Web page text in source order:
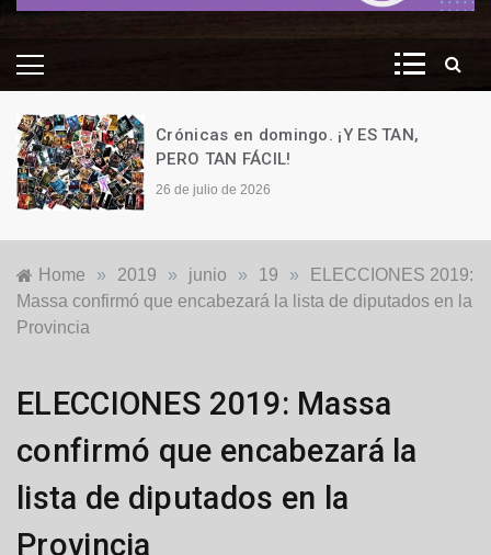
Crónicas en domingo. ¡Y ES TAN,
PERO TAN FÁCIL!
26 de julio de 2026
Home » 2019 » junio » 19 »
ELECCIONES 2019:
Massa confirmó que encabezará la lista de diputados en la
Provincia
Nacionales ,
Política
ELECCIONES 2019: Massa
confirmó que encabezará la
lista de diputados en la
Provincia